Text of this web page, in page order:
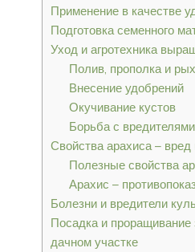
Применение в качестве
Подготовка семенного
Уход и агротехника
Полив, прополка и
Внесение удобрений
Окучивание кустов
Борьба с
Свойства арахиса – вред
Полезные свойства
Арахис –
Болезни и вредители
Посадка и проращивание
дачном участке